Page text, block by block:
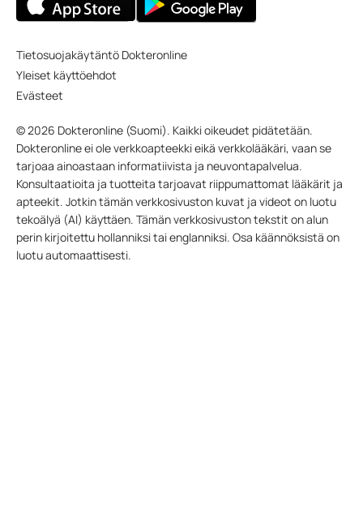
Tietosuojakäytäntö Dokteronline
Yleiset käyttöehdot
Evästeet
© 2026 Dokteronline (Suomi). Kaikki oikeudet pidätetään.
Dokteronline ei ole verkkoapteekki eikä verkkolääkäri, vaan se
tarjoaa ainoastaan informatiivista ja neuvontapalvelua.
Konsultaatioita ja tuotteita tarjoavat riippumattomat lääkärit ja
apteekit. Jotkin tämän verkkosivuston kuvat ja videot on luotu
tekoälyä (AI) käyttäen. Tämän verkkosivuston tekstit on alun
perin kirjoitettu hollanniksi tai englanniksi. Osa käännöksistä on
luotu automaattisesti.